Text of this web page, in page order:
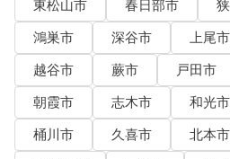
東松山市
春日部市
鴻巣市
深谷市 上尾市
越谷市
蕨市 戸田市
朝霞市
志木市 和光市
桶川市
久喜市 北本市